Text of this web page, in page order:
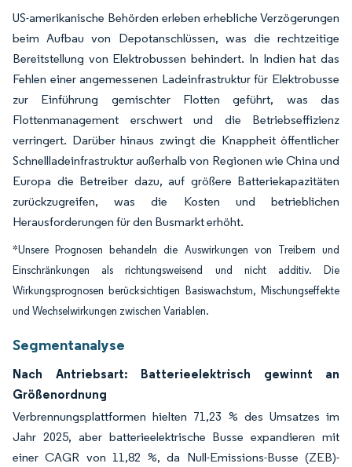
US-amerikanische Behörden erleben erhebliche Verzögerungen
beim Aufbau von Depotanschlüssen, was die rechtzeitige
Bereitstellung von Elektrobussen behindert. In Indien hat das
Fehlen einer angemessenen Ladeinfrastruktur für Elektrobusse
zur Einführung gemischter Flotten geführt, was das
Flottenmanagement erschwert und die Betriebseffizienz
verringert. Darüber hinaus zwingt die Knappheit öffentlicher
Schnellladeinfrastruktur außerhalb von Regionen wie China und
Europa die Betreiber dazu, auf größere Batteriekapazitäten
zurückzugreifen, was die Kosten und betrieblichen
Herausforderungen für den Busmarkt erhöht.
*Unsere Prognosen behandeln die Auswirkungen von Treibern und
Einschränkungen als richtungsweisend und nicht additiv. Die
Wirkungsprognosen berücksichtigen Basiswachstum, Mischungseffekte
und Wechselwirkungen zwischen Variablen.
Segmentanalyse
Nach Antriebsart: Batterieelektrisch gewinnt an
Größenordnung
Verbrennungsplattformen hielten 71,23 % des Umsatzes im
Jahr 2025, aber batterieelektrische Busse expandieren mit
einer CAGR von 11,82 %, da Null-Emissions-Busse (ZEB)-